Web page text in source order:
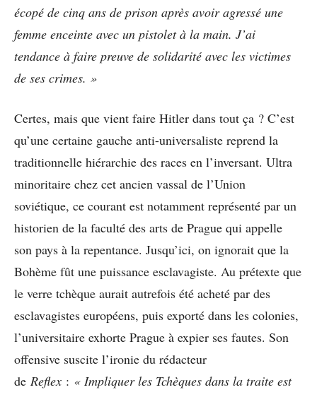
écopé de cinq ans de prison après avoir agressé une
femme enceinte avec un pistolet à la main. J’ai
tendance à faire preuve de solidarité avec les victimes
de ses crimes. »
Certes, mais que vient faire Hitler dans tout ça ? C’est
qu’une certaine gauche anti-universaliste reprend la
traditionnelle hiérarchie des races en l’inversant. Ultra
minoritaire chez cet ancien vassal de l’Union
soviétique, ce courant est notamment représenté par un
historien de la faculté des arts de Prague qui appelle
son pays à la repentance. Jusqu’ici, on ignorait que la
Bohème fût une puissance esclavagiste. Au prétexte que
le verre tchèque aurait autrefois été acheté par des
esclavagistes européens, puis exporté dans les colonies,
l’universitaire exhorte Prague à expier ses fautes. Son
offensive suscite l’ironie du rédacteur
de Reflex : « Impliquer les Tchèques dans la traite est